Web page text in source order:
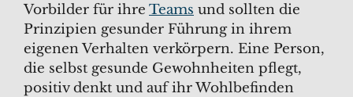
Vorbilder für ihre Teams und sollten die
Prinzipien gesunder Führung in ihrem
eigenen Verhalten verkörpern. Eine Person,
die selbst gesunde Gewohnheiten pflegt,
positiv denkt und auf ihr Wohlbefinden